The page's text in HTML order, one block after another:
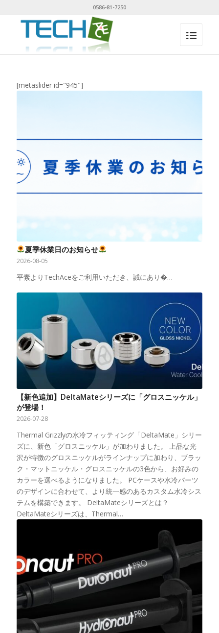
0586-81-7250
[metaslider id="945"]
夏季休業日のお知らせ
2026-08-05
平素よりTechAceをご利用いただき、誠にあり�…
【新色追加】DeltaMateシリーズに「グロスニッケル」
が登場！
2026-07-28
Thermal Grizzlyの水冷フィッティング「DeltaMate」シリー
ズに、新色「グロスニッケル」が加わりました。 上品な光
沢が特徴のグロスニッケルがラインナップに加わり、ブラッ
ク・マットニッケル・グロスニッケルの3色から、お好みの
カラーを選べるようになりました。 PCケースや水冷パーツ
のデザインに合わせて、より統一感のあるカスタム水冷シス
テムを構築できます。 DeltaMateシリーズとは？
DeltaMateシリーズは、Thermal…